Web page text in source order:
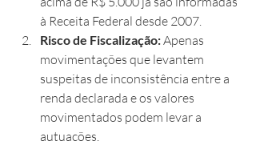
à Receita Federal desde 2007.
Risco de Fiscalização: Apenas
movimentações que levantem
suspeitas de inconsistência entre a
renda declarada e os valores
movimentados podem levar a
autuações.